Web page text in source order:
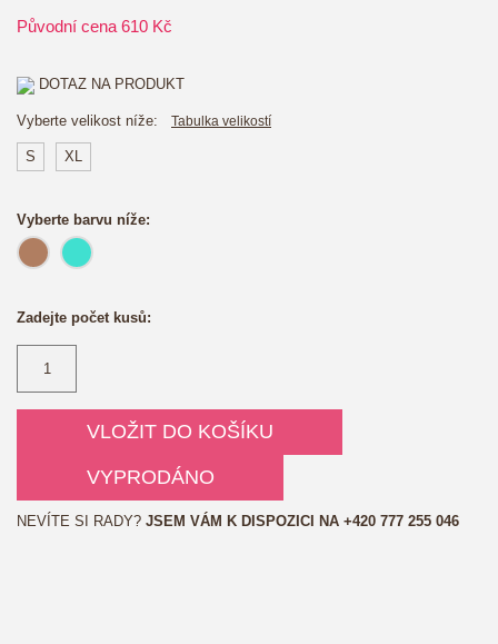
Původní cena 610 Kč
DOTAZ NA PRODUKT
Vyberte velikost níže: Tabulka velikostí
S XL
Vyberte barvu níže:
Zadejte počet kusů:
VLOŽIT DO KOŠÍKU
VYPRODÁNO
NEVÍTE SI RADY? JSEM VÁM K DISPOZICI NA +420 777 255 046